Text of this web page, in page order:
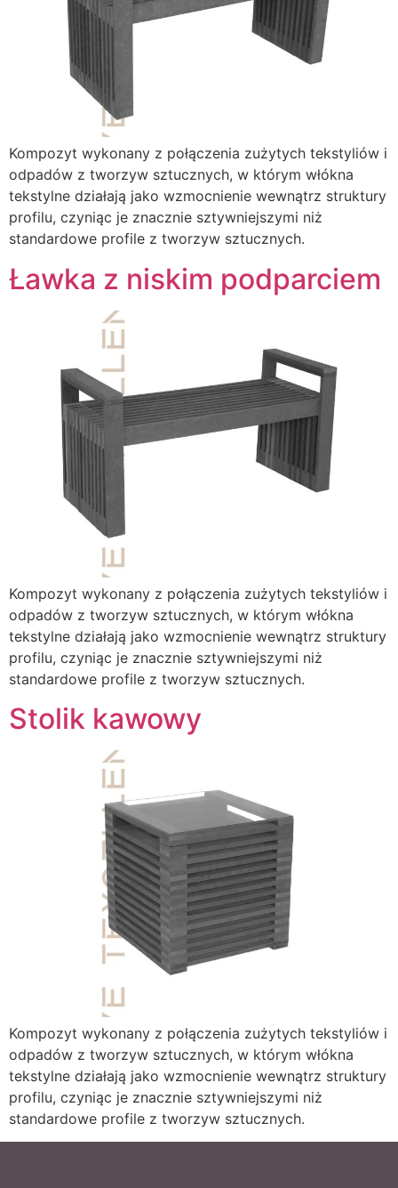
Kompozyt wykonany z połączenia zużytych tekstyliów i
odpadów z tworzyw sztucznych, w którym włókna
tekstylne działają jako wzmocnienie wewnątrz struktury
profilu, czyniąc je znacznie sztywniejszymi niż
standardowe profile z tworzyw sztucznych.
Ławka z niskim podparciem
Kompozyt wykonany z połączenia zużytych tekstyliów i
odpadów z tworzyw sztucznych, w którym włókna
tekstylne działają jako wzmocnienie wewnątrz struktury
profilu, czyniąc je znacznie sztywniejszymi niż
standardowe profile z tworzyw sztucznych.
Stolik kawowy
Kompozyt wykonany z połączenia zużytych tekstyliów i
odpadów z tworzyw sztucznych, w którym włókna
tekstylne działają jako wzmocnienie wewnątrz struktury
profilu, czyniąc je znacznie sztywniejszymi niż
standardowe profile z tworzyw sztucznych.